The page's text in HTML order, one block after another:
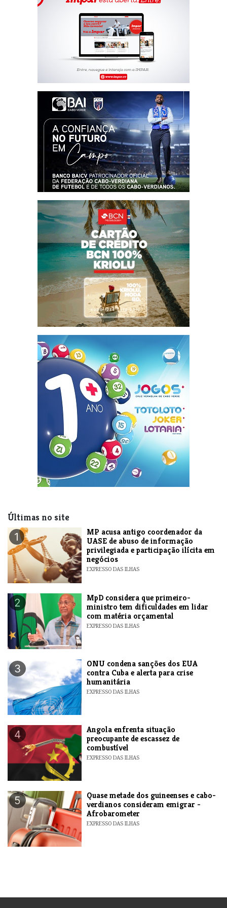
Últimas no site
1
MP acusa antigo coordenador da
UASE de abuso de informação
privilegiada e participação ilícita em
negócios
EXPRESSO DAS ILHAS
2
MpD considera que primeiro-
ministro tem dificuldades em lidar
com matéria orçamental
EXPRESSO DAS ILHAS
3
ONU condena sanções dos EUA
contra Cuba e alerta para crise
humanitária
EXPRESSO DAS ILHAS
4
Angola enfrenta situação
preocupante de escassez de
combustível
EXPRESSO DAS ILHAS
5
Quase metade dos guineenses e cabo-
verdianos consideram emigrar -
Afrobarometer
EXPRESSO DAS ILHAS